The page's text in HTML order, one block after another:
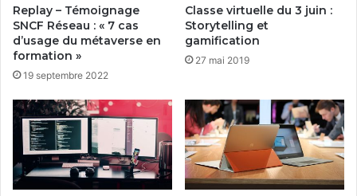
Replay – Témoignage
SNCF Réseau : « 7 cas
d’usage du métaverse en
formation »
19 septembre 2022
Classe virtuelle du 3 juin :
Storytelling et
gamification
27 mai 2019